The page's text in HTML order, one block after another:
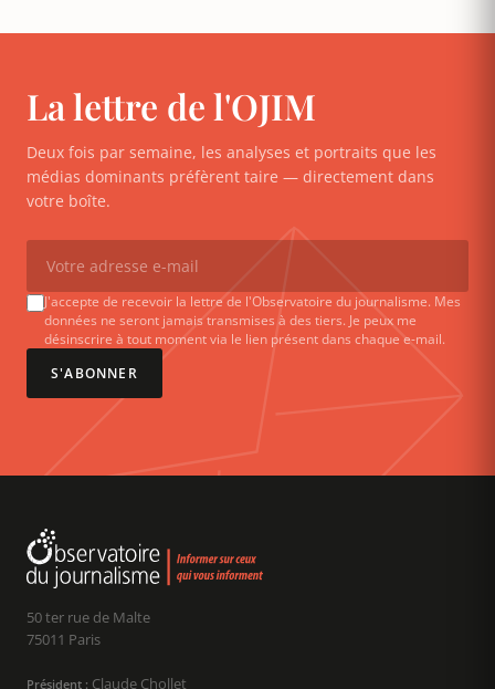
La lettre de l'OJIM
Deux fois par semaine, les analyses et portraits que les
médias dominants préfèrent taire — directement dans
votre boîte.
J'accepte de recevoir la lettre de l'Observatoire du journalisme. Mes
données ne seront jamais transmises à des tiers. Je peux me
désinscrire à tout moment via le lien présent dans chaque e-mail.
S'ABONNER
50 ter rue de Malte
75011 Paris
Président : Claude Chollet